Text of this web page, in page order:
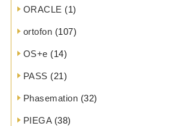
ORACLE (1)
ortofon (107)
OS+e (14)
PASS (21)
Phasemation (32)
PIEGA(38)